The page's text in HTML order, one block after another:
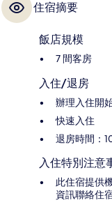
住宿摘要
飯店規模
7 間客房
入住/退房
辦理入住開
快速入住
退房時間：
入住特別注意
此住宿提供
資訊聯絡住